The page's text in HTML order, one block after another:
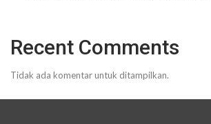
Recent Comments
Tidak ada komentar untuk ditampilkan.